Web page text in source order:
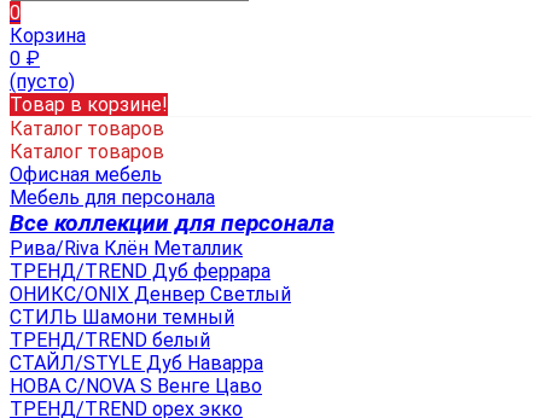
0
Корзина
0 ₽
(пусто)
Товар в корзине!
Каталог товаров
Каталог товаров
Офисная мебель
Мебель для персонала
Все коллекции для персонала
Рива/Riva Клён Металлик
ТРЕНД/TREND Дуб феррара
ОНИКС/ONIX Денвер Светлый
СТИЛЬ Шамони темный
ТРЕНД/TREND белый
СТАЙЛ/STYLE Дуб Наварра
НОВА С/NOVA S Венге Цаво
ТРЕНД/TREND орех экко